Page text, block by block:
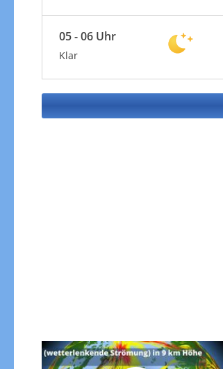
05 - 06 Uhr
Klar